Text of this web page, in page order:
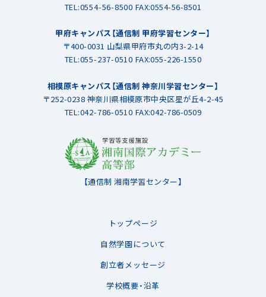
TEL:0554-56-8500 FAX:0554-56-8501
甲府キャンパス【通信制 甲府学習センター】
〒400-0031 山梨県甲府市丸の内3-2-14
TEL:055-237-0510 FAX:055-226-1550
相模原キャンパス【通信制 神奈川学習センター】
〒252-0238 神奈川県相模原市中央区星が丘4-2-45
TEL:042-786-0510 FAX:042-786-0509
【通信制 湘南学習センター】
トップページ
自然学園について
創立者メッセージ
学校概要・沿革